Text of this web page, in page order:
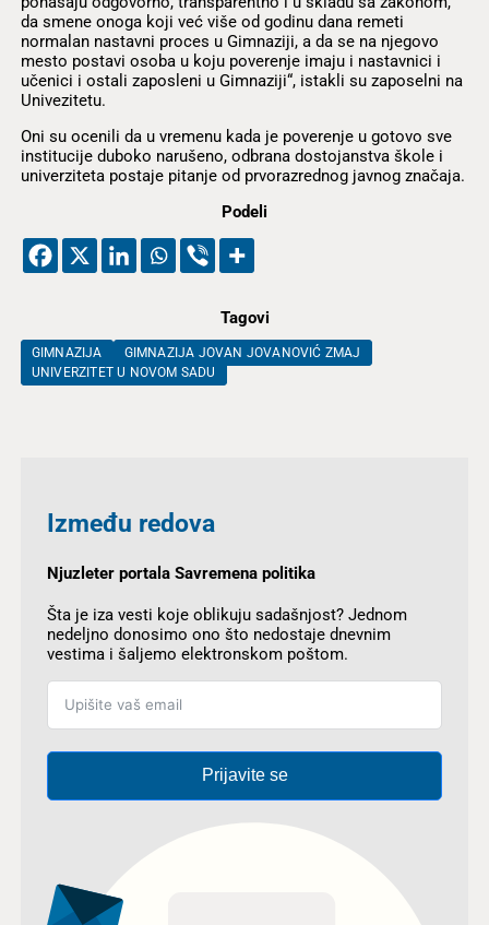
da smene onoga koji već više od godinu dana remeti
normalan nastavni proces u Gimnaziji, a da se na njegovo
mesto postavi osoba u koju poverenje imaju i nastavnici i
učenici i ostali zaposleni u Gimnaziji“, istakli su zaposelni na
Univezitetu.
Oni su ocenili da u vremenu kada je poverenje u gotovo sve
institucije duboko narušeno, odbrana dostojanstva škole i
univerziteta postaje pitanje od prvorazrednog javnog značaja.
Podeli
Tagovi
GIMNAZIJA
GIMNAZIJA JOVAN JOVANOVIĆ ZMAJ
UNIVERZITET U NOVOM SADU
Između redova
Njuzleter portala Savremena politika
Šta je iza vesti koje oblikuju sadašnjost? Jednom
nedeljno donosimo ono što nedostaje dnevnim
vestima i šaljemo elektronskom poštom.
Prijavite se